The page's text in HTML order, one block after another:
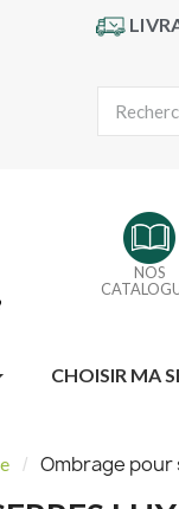
NOS
CHOISIR MA
Ombrage pour